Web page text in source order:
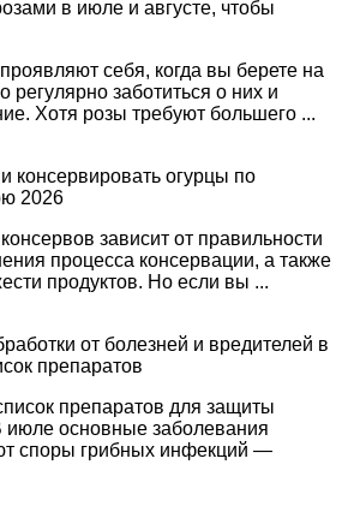
в июле и августе, чтобы
себя, когда вы берете на
регулярно заботиться о них и
Хотя розы требуют большего ...
и консервировать огурцы по
2026
зависит от правильности
процесса консервации, а также
продуктов. Но если вы ...
от болезней и вредителей в
препаратов
препаратов для защиты
июле основные заболевания
споры грибных инфекций —